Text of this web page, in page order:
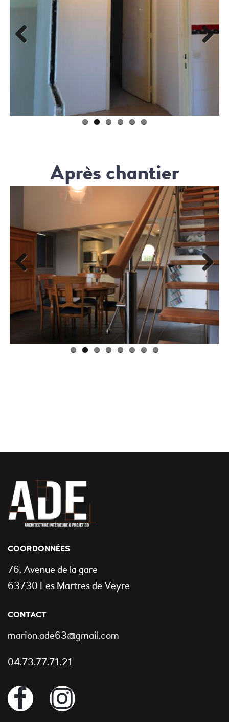
Next
Après chantier
Previ
Next
COORDONNÉES
76, Avenue de la gare
63730 Les Martres de Veyre
CONTACT
marion.ade63@gmail.com
04.73.77.71.21